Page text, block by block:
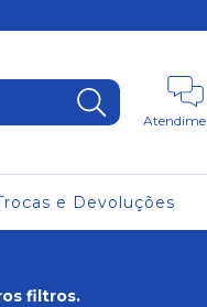
e Devoluções
filtros.